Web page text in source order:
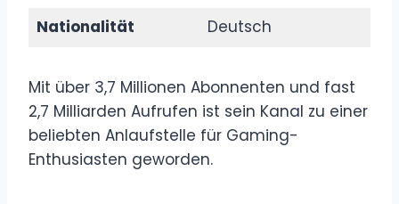
Nationalität
Deutsch
Mit über 3,7 Millionen Abonnenten und fast
2,7 Milliarden Aufrufen ist sein Kanal zu einer
beliebten Anlaufstelle für Gaming-
Enthusiasten geworden.